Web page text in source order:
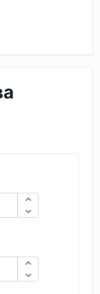
Jinan PDM